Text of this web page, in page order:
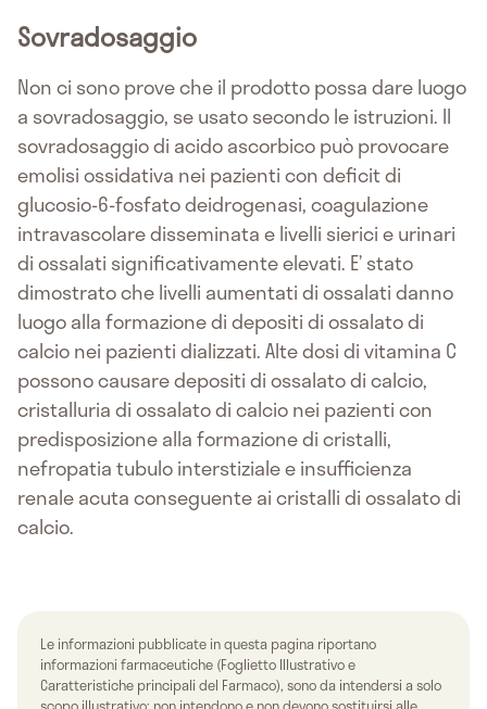
Sovradosaggio
Non ci sono prove che il prodotto possa dare luogo
a sovradosaggio, se usato secondo le istruzioni. Il
sovradosaggio di acido ascorbico può provocare
emolisi ossidativa nei pazienti con deficit di
glucosio-6-fosfato deidrogenasi, coagulazione
intravascolare disseminata e livelli sierici e urinari
di ossalati significativamente elevati. E’ stato
dimostrato che livelli aumentati di ossalati danno
luogo alla formazione di depositi di ossalato di
calcio nei pazienti dializzati. Alte dosi di vitamina C
possono causare depositi di ossalato di calcio,
cristalluria di ossalato di calcio nei pazienti con
predisposizione alla formazione di cristalli,
nefropatia tubulo interstiziale e insufficienza
renale acuta conseguente ai cristalli di ossalato di
calcio.
Le informazioni pubblicate in questa pagina riportano
informazioni farmaceutiche (Foglietto Illustrativo e
Caratteristiche principali del Farmaco), sono da intendersi a solo